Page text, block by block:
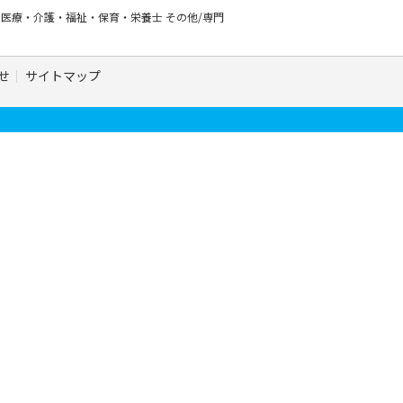
医療・介護・福祉・保育・栄養士 その他/専門
サイトマップ